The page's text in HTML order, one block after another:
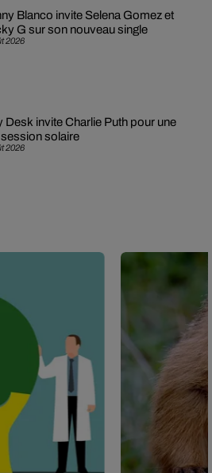
2026
Blanco invite Selena Gomez et
G sur son nouveau single
2026
Desk invite Charlie Puth pour une
session solaire